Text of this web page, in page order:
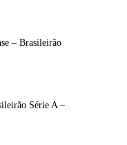
– Brasileirão
Série A –